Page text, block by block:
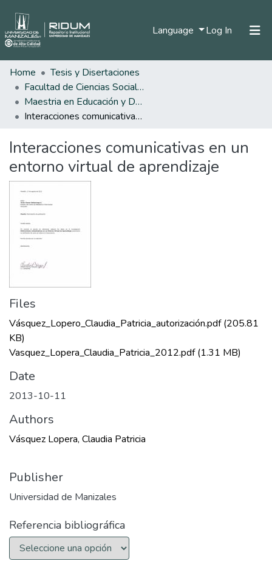
Language Log In (current)
Statistics
Home
Tesis y Disertaciones
Facultad de Ciencias Sociales y Humanas
Maestria en Educación y Desarrollo Humano
Interacciones comunicativas en un entorno virtual de aprendizaje
Interacciones comunicativas en un
entorno virtual de aprendizaje
Files
Vásquez_Lopero_Claudia_Patricia_autorización.pdf(205.81
KB)
Vasquez_Lopera_Claudia_Patricia_2012.pdf(1.31 MB)
Date
2013-10-11
Authors
Vásquez Lopera, Claudia Patricia
Publisher
Universidad de Manizales
Referencia bibliográfica